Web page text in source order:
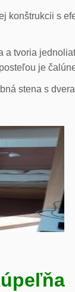
konštrukcii s
a tvoria
je
stena s